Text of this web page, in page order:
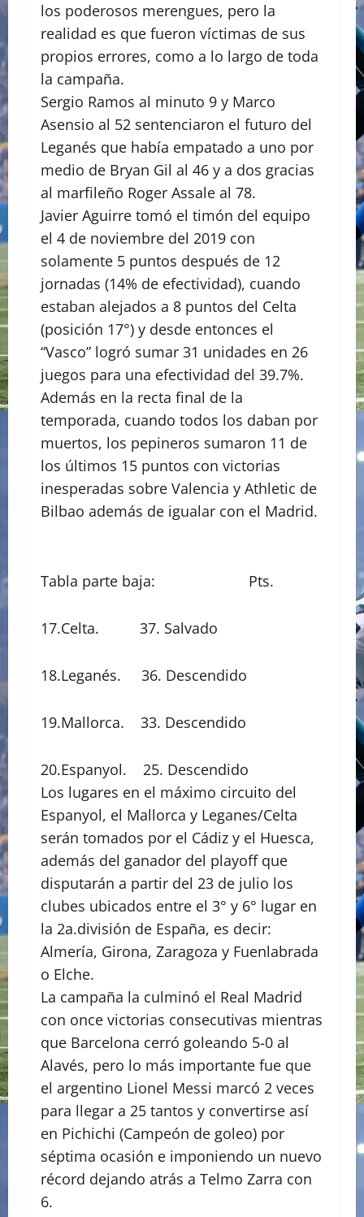
los poderosos merengues, pero la
realidad es que fueron víctimas de sus
propios errores, como a lo largo de toda
la campaña.
Sergio Ramos al minuto 9 y Marco
Asensio al 52 sentenciaron el futuro del
Leganés que había empatado a uno por
medio de Bryan Gil al 46 y a dos gracias
al marfileño Roger Assale al 78.
Javier Aguirre tomó el timón del equipo
el 4 de noviembre del 2019 con
solamente 5 puntos después de 12
jornadas (14% de efectividad), cuando
estaban alejados a 8 puntos del Celta
(posición 17°) y desde entonces el
“Vasco” logró sumar 31 unidades en 26
juegos para una efectividad del 39.7%.
Además en la recta final de la
temporada, cuando todos los daban por
muertos, los pepineros sumaron 11 de
los últimos 15 puntos con victorias
inesperadas sobre Valencia y Athletic de
Bilbao además de igualar con el Madrid.
Tabla parte baja: Pts.
17.Celta. 37. Salvado
18.Leganés. 36. Descendido
19.Mallorca. 33. Descendido
20.Espanyol. 25. Descendido
Los lugares en el máximo circuito del
Espanyol, el Mallorca y Leganes/Celta
serán tomados por el Cádiz y el Huesca,
además del ganador del playoff que
disputarán a partir del 23 de julio los
clubes ubicados entre el 3° y 6° lugar en
la 2a.división de España, es decir:
Almería, Girona, Zaragoza y Fuenlabrada
o Elche.
La campaña la culminó el Real Madrid
con once victorias consecutivas mientras
que Barcelona cerró goleando 5-0 al
Alavés, pero lo más importante fue que
el argentino Lionel Messi marcó 2 veces
para llegar a 25 tantos y convertirse así
en Pichichi (Campeón de goleo) por
séptima ocasión e imponiendo un nuevo
récord dejando atrás a Telmo Zarra con
6.